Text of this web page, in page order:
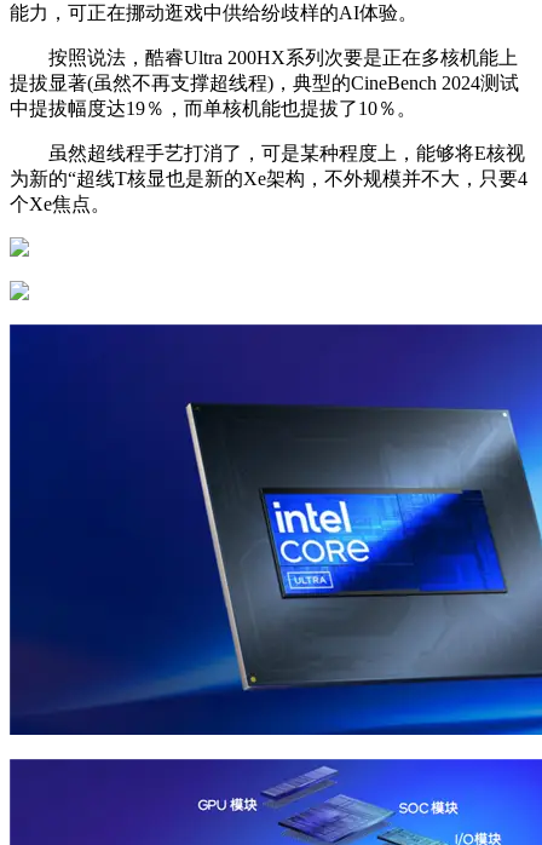
能力，可正在挪动逛戏中供给纷歧样的AI体验。
按照说法，酷睿Ultra 200HX系列次要是正在多核机能上
提拔显著(虽然不再支撑超线程)，典型的CineBench 2024测试
中提拔幅度达19％，而单核机能也提拔了10％。
虽然超线程手艺打消了，可是某种程度上，能够将E核视
为新的“超线T核显也是新的Xe架构，不外规模并不大，只要4
个Xe焦点。